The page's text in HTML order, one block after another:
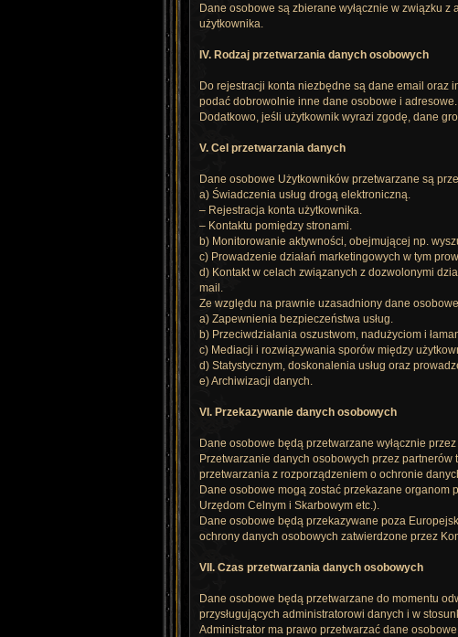
Dane osobowe są zbierane wyłącznie w związku
użytkownika.
IV. Rodzaj przetwarzania danych osobowych
Do rejestracji konta niezbędne są dane email oraz
podać dobrowolnie inne dane osobowe i adresowe.
Dodatkowo, jeśli użytkownik wyrazi zgodę, dane
V. Cel przetwarzania danych
Dane osobowe Użytkowników przetwarzane są
a) Świadczenia usług drogą elektroniczną.
– Rejestracja konta użytkownika.
– Kontaktu pomiędzy stronami.
b) Monitorowanie aktywności, obejmującej np.
c) Prowadzenie działań marketingowych w tym
d) Kontakt w celach związanych z dozwolonymi
mail.
Ze względu na prawnie uzasadniony dane
a) Zapewnienia bezpieczeństwa usług.
b) Przeciwdziałania oszustwom, nadużyciom i
c) Mediacji i rozwiązywania sporów między
d) Statystycznym, doskonalenia usług oraz
e) Archiwizacji danych.
VI. Przekazywanie danych osobowych
Dane osobowe będą przetwarzane wyłącznie
Przetwarzanie danych osobowych przez
przetwarzania z rozporządzeniem o ochronie
Dane osobowe mogą zostać przekazane organom
Urzędom Celnym i Skarbowym etc.).
Dane osobowe będą przekazywane poza
ochrony danych osobowych zatwierdzone przez
VII. Czas przetwarzania danych osobowych
Dane osobowe będą przetwarzane do momentu
przysługujących administratorowi danych i w
Administrator ma prawo przetwarzać dane